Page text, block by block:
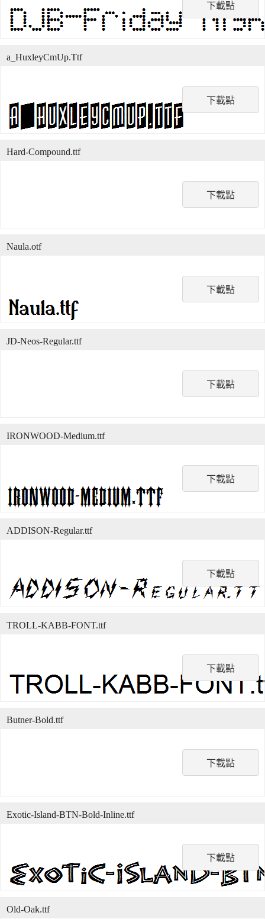
下載點
下載點
a_HuxleyCmUp.Ttf
下載點
Hard-Compound.ttf
下載點
Naula.otf
下載點
JD-Neos-Regular.ttf
下載點
IRONWOOD-Medium.ttf
下載點
ADDISON-Regular.ttf
下載點
TROLL-KABB-FONT.ttf
下載點
Butner-Bold.ttf
下載點
Exotic-Island-BTN-Bold-Inline.ttf
Old-Oak.ttf